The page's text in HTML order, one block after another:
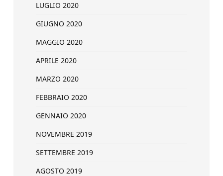
LUGLIO 2020
GIUGNO 2020
MAGGIO 2020
APRILE 2020
MARZO 2020
FEBBRAIO 2020
GENNAIO 2020
NOVEMBRE 2019
SETTEMBRE 2019
AGOSTO 2019